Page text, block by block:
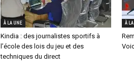
À LA UNE
Kindia : des journalistes sportifs à
l’école des lois du jeu et des
techniques du direct
À